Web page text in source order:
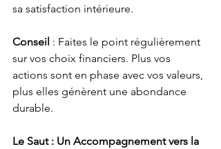
sa satisfaction intérieure.
Conseil : Faites le point régulièrement
sur vos choix financiers. Plus vos
actions sont en phase avec vos valeurs,
plus elles génèrent une abondance
durable.
Le Saut : Un Accompagnement vers la